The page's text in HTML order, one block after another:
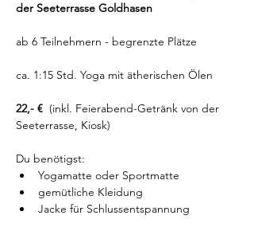
der Seeterrasse Goldhasen
ab 6 Teilnehmern - begrenzte Plätze
ca. 1:15 Std. Yoga mit ätherischen Ölen
22,- € (inkl. Feierabend-Getränk von der
Seeterrasse, Kiosk)
Du benötigst:
Yogamatte oder Sportmatte
gemütliche Kleidung
Jacke für Schlussentspannung